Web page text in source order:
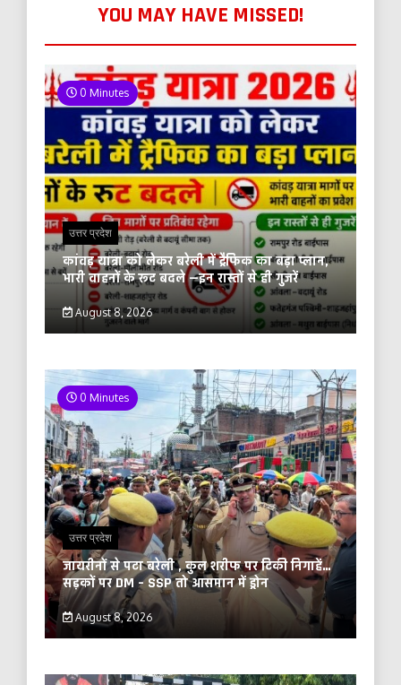
YOU MAY HAVE MISSED!
0 Minutes
उत्तर प्रदेश
कांवड़ यात्रा को लेकर बरेली में ट्रैफिक का बड़ा प्लान,
भारी वाहनों के रूट बदले —इन रास्तों से ही गुजरें
August 8, 2026
0 Minutes
उत्तर प्रदेश
जायरीनों से पटा बरेली , कुल शरीफ पर टिकी निगाहें…
सड़कों पर DM – SSP तो आसमान में ड्रोन
August 8, 2026